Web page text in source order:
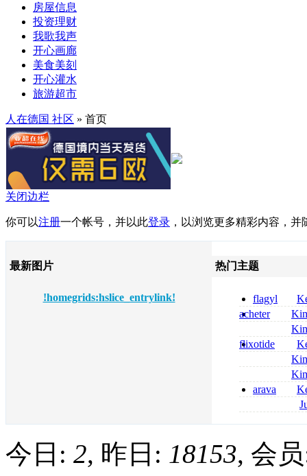
房屋信息
投资理财
我歌我声
开心画廊
美食美刻
开心灌水
旅游超市
人在德国 社区 » 首页
关闭边栏
你可以注册一个帐号，并以此登录 ，以浏览更多精彩内容，
最新图片
!homegrids:hslice_entrylink!
热门主题
flagyl
online
acheter
nolvadex
nolvadex
flixotide
junior kaufen
métronidazole
2026
coumadin
arava
kaufen
今日: 2, 昨日: 18153, 会